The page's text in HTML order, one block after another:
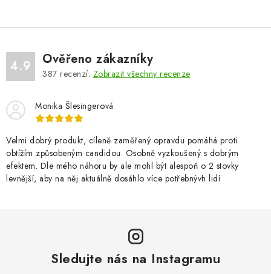
4.9 Ověřeno zákazníky
387 recenzí. Zobrazit všechny recenze
Monika Šlesingerová
Velmi dobrý produkt, cíleně zaměřený opravdu pomáhá proti
obtížím způsobeným candidou. Osobně vyzkoušený s dobrým
efektem. Dle mého náhoru by ale mohl být alespoň o 2 stovky
levnější, aby na něj aktuálně dosáhlo více potřebnývh lidí
Sledujte nás na Instagramu